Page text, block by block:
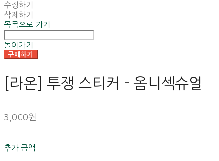
수정하기
삭제하기
목록으로 가기
돌아가기
구매하기
[라온] 투쟁 스티커 - 옴니섹슈얼
3,000원
추가 금액